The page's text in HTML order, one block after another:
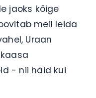
jaoks kõige
meil leida
Uraan
- nii häid kui